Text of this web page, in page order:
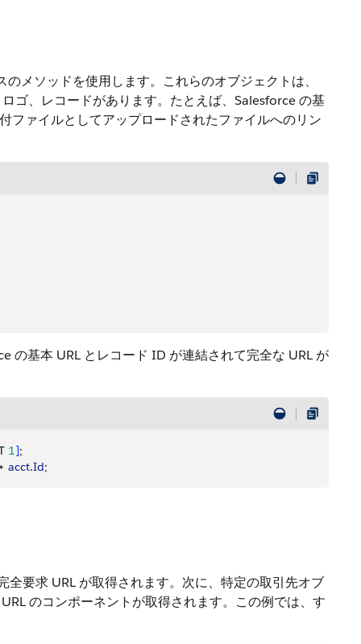
のメソッドを使用します。これらのオブジェクトは、
ゴ、レコードがあります。たとえば、Salesforce の基
ファイルとしてアップロードされたファイルへのリン
の基本 URL とレコード ID が連結されて完全な URL が
1];
acct.Id;
要求 URL が取得されます。次に、特定の取引先オブ
のコンポーネントが取得されます。この例では、す